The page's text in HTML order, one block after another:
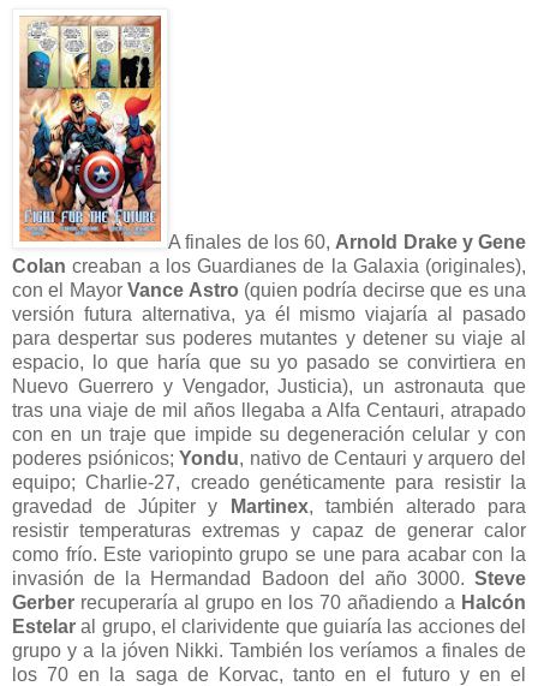
A finales de los 60, Arnold Drake y Gene
Colan creaban a los Guardianes de la Galaxia (originales),
con el MayorVance Astro (quien podría decirse que es una
versión futura alternativa, ya él mismo viajaría al pasado
para despertar sus poderes mutantes y detener su viaje al
espacio, lo que haría que su yo pasado se convirtiera en
Nuevo Guerrero y Vengador, Justicia), un astronauta que
tras una viaje de mil años llegaba a Alfa Centauri, atrapado
con en un traje que impide su degeneración celular y con
poderes psiónicos;Yondu, nativo de Centauri y arquero del
equipo; Charlie-27, creado genéticamente para resistir la
gravedad de Júpiter y
Martinex, también alterado para
resistir temperaturas extremas y capaz de generar calor
como frío. Este variopinto grupo se une para acabar con la
invasión de la Hermandad Badoon del año 3000. Steve
Gerber recuperaría al grupo en los 70 añadiendo a Halcón
Estelaral grupo, el clarividente que guiaría las acciones del
grupo y a la jóven Nikki. También los veríamos a finales de
los 70 en la saga de Korvac, tanto en el futuro y en el